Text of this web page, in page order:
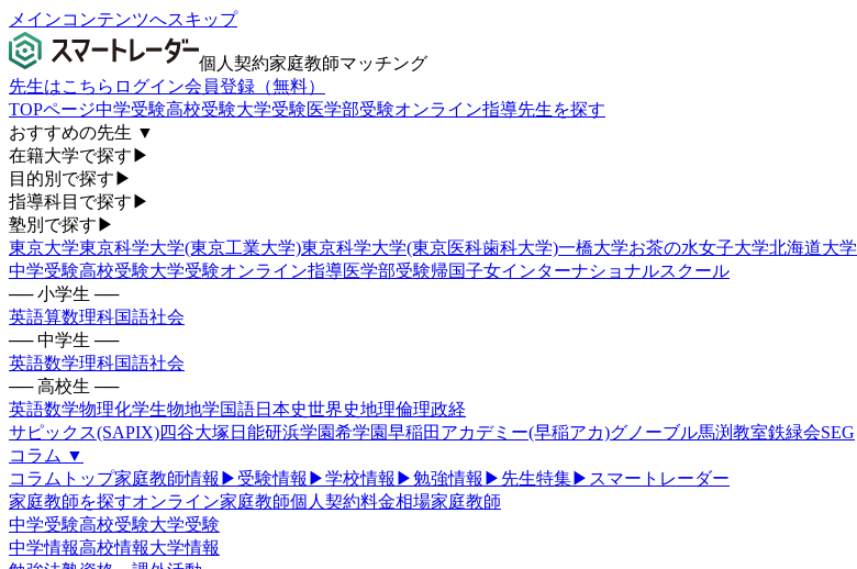
メインコンテンツへスキップ
個人契約家庭教師マッチング
先生はこちら ログイン会員登録（無料）
TOPページ中学受験高校受験大学受験医学部受験オンライン指導先生を探す
おすすめの先生 ▼
在籍大学で探す ▶
目的別で探す ▶
指導科目で探す ▶
塾別で探す ▶
東京大学東京科学大学(東京工業大学)東京科学大学(東京医科歯科大学)一橋大学お茶の水女子大学北海道大学
中学受験高校受験大学受験オンライン指導医学部受験帰国子女インターナショナルスクール
── 小学生 ──
英語算数理科国語社会
── 中学生 ──
英語数学理科国語社会
── 高校生 ──
英語数学物理化学生物地学国語日本史世界史地理倫理政経
サピックス(SAPIX)四谷大塚 日能研浜学園希学園早稲田アカデミー(早稲アカ)グノーブル馬渕教室鉄緑会SEG
コラム ▼
コラムトップ家庭教師情報 ▶ 受験情報 ▶学校情報 ▶勉強情報 ▶ 先生特集▶ スマートレーダー
家庭教師を探すオンライン家庭教師個人契約料金相場家庭教師
中学受験高校受験大学受験
中学情報高校情報大学情報